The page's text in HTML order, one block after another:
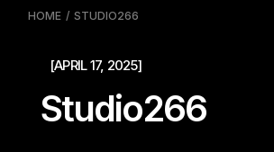
HOME STUDIO266
[APRIL 17, 2025]
Studio266